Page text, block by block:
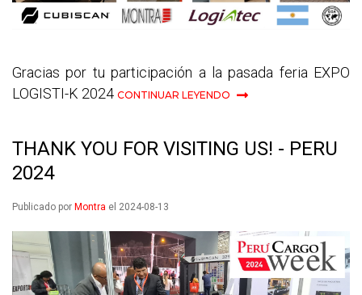
Gracias por tu participación a la pasada feria EXPO
LOGISTI-K 2024 CONTINUAR LEYENDO
THANK YOU FOR VISITING US! - PERU
2024
Publicado por Montra el 2024-08-13